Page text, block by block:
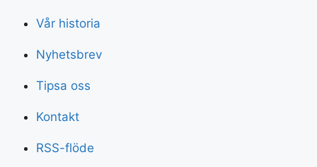
Vår historia
Nyhetsbrev
Tipsa oss
Kontakt
RSS-flöde